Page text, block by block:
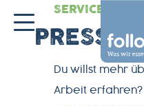
SERVICE
Du willst mehr
Arbeit